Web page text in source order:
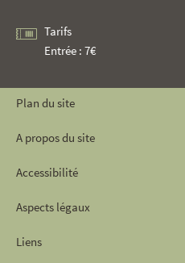
Tarifs
Entrée : 7€
Plan du site
A propos du site
Accessibilité
Aspects légaux
Liens